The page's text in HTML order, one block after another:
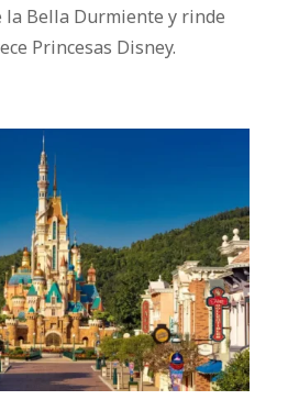
la Bella Durmiente y rinde
Princesas Disney.